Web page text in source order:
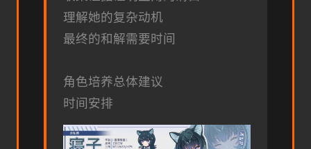
理解她的复杂动机
最终的和解需要时间
角色培养总体建议
时间安排